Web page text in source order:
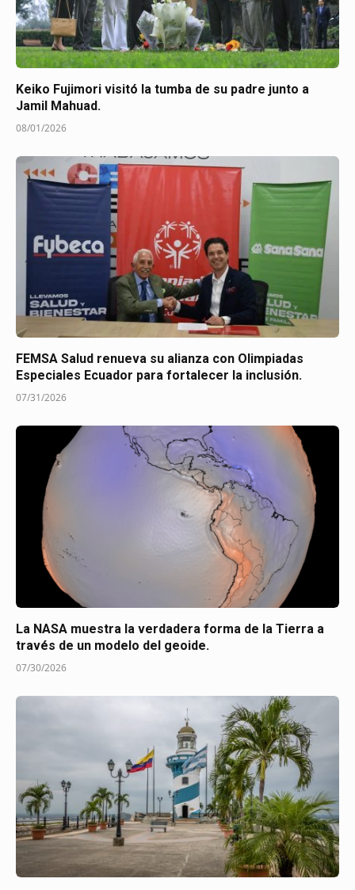
Keiko Fujimori visitó la tumba de su padre junto a
Jamil Mahuad.
08/01/2026
FEMSA Salud renueva su alianza con Olimpiadas
Especiales Ecuador para fortalecer la inclusión.
07/31/2026
La NASA muestra la verdadera forma de la Tierra a
través de un modelo del geoide.
07/30/2026